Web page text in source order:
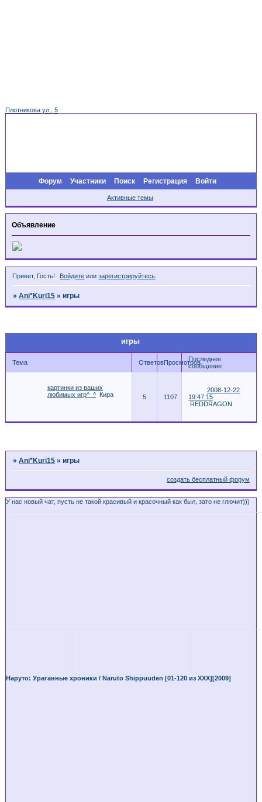
Плотникова ул., 5
Форум Участники Поиск Регистрация Войти
Активные темы
Объявление
Привет, Гость! Войдите илизарегистрируйтесь
»Ani*Kuri15 »игры
игры
Тема ОтветовПросмотровПоследнее
сообщение
картинки из ваших
любимых игр^_^ Кира 5 1107
2008-12-22
19:47:15
REDDRAGON
»Ani*Kuri15 »игры
создать бесплатный форум
У нас новый чат, пусть не такой красивый и красочный как был, зато не глючит)))
Наруто: Ураганные хроники / Naruto Shippuuden [01-120 из XXX][2009]